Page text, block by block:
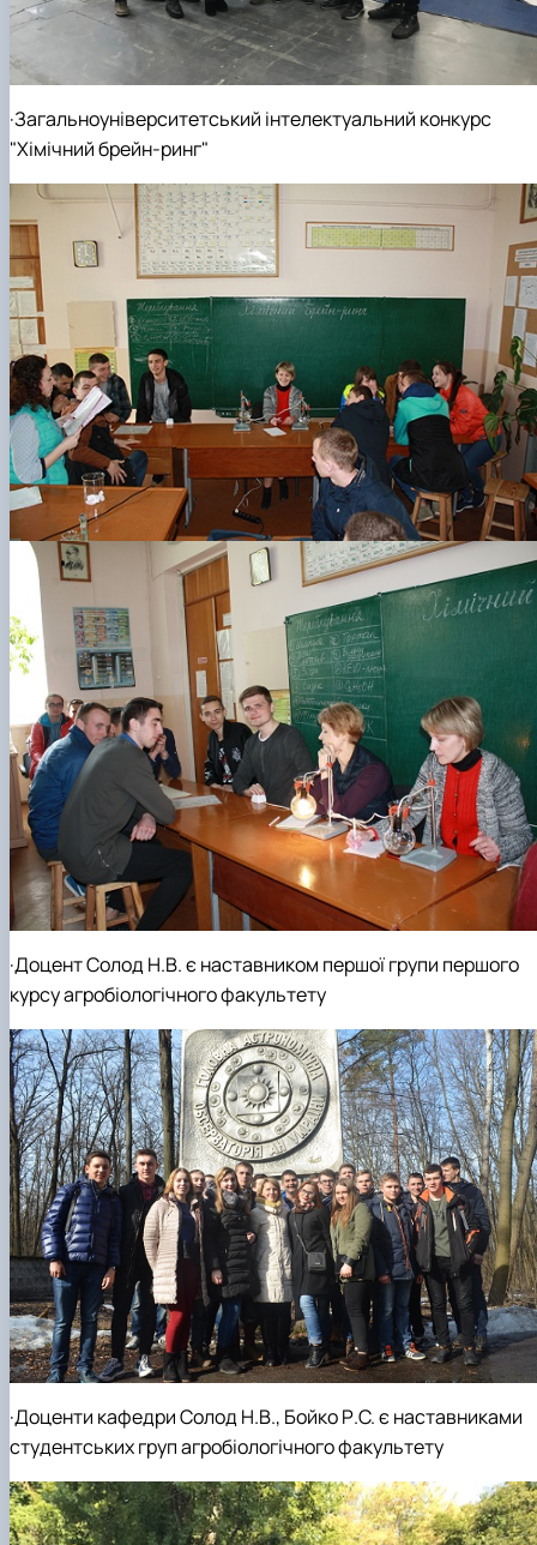
·Загальноуніверситетський інтелектуальний конкурс
"Хімічний брейн-ринг"
·Доцент Солод Н.В. є наставником першої групи першого
курсу агробіологічного факультету
·Доценти кафедри Солод Н.В., Бойко Р.С. є наставниками
студентських груп агробіологічного факультету